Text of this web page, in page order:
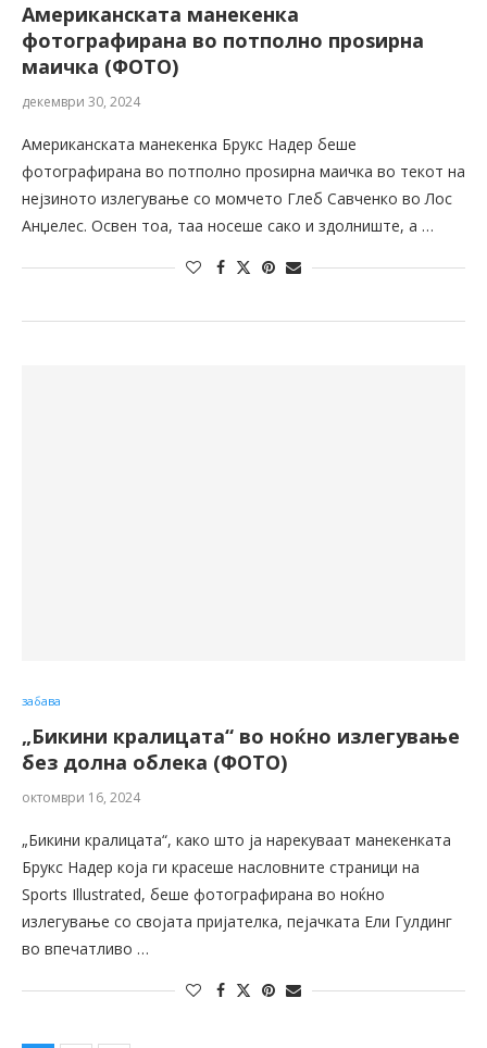
Американската манекенка
фотографирана во потполно проѕирна
маичка (ФОТО)
декември 30, 2024
Американската манекенка Брукс Надер беше
фотографирана во потполно проѕирна маичка во текот на
нејзиното излегување со момчето Глеб Савченко во Лос
Анџелес. Освен тоа, таа носеше сако и здолниште, а …
забава
„Бикини кралицата“ во ноќно излегување
без долна облека (ФОТО)
октомври 16, 2024
„Бикини кралицата“, како што ја нарекуваат манекенката
Брукс Надер која ги красеше насловните страници на
Sports Illustrated, беше фотографирана во ноќно
излегување со својата пријателка, пејачката Ели Гулдинг
во впечатливо …